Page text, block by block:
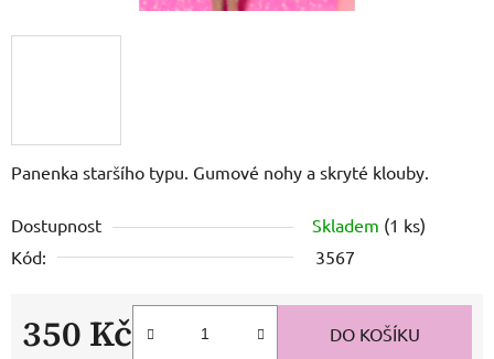
Panenka staršího typu. Gumové nohy a skryté klouby.
Dostupnost Skladem (1 ks)
Kód:
3567
350 Kč DO KOŠÍKU